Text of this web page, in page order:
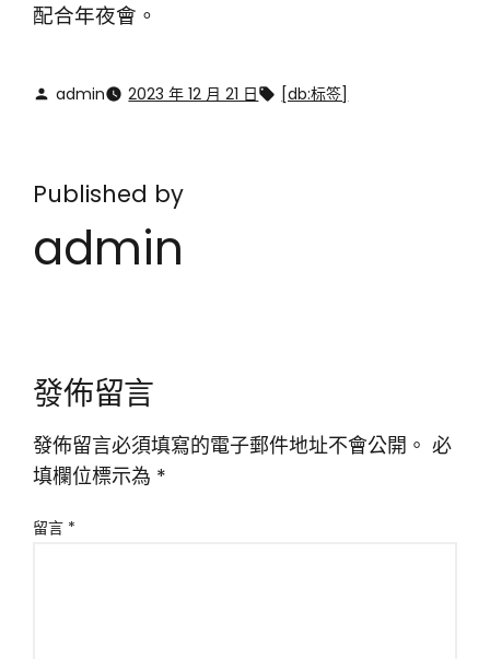
配合年夜會。
admin 2023 年 12 月 21 日 [db:标签]
Published by
admin
發佈留言
發佈留言必須填寫的電子郵件地址不會公開。 必
填欄位標示為 *
留言 *